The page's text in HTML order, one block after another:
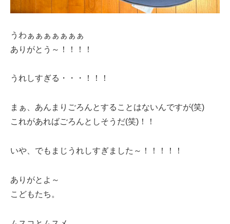
うわぁぁぁぁぁぁぁ
ありがとう～！！！！
うれしすぎる・・・！！！
まぁ、あんまりごろんとすることはないんですが(笑)
これがあればごろんとしそうだ(笑)！！
いや、でもまじうれしすぎました～！！！！！
ありがとよ～
こどもたち。